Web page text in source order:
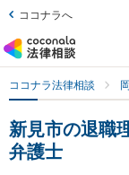
ココナラへ
ココナラ法律相談
新見市の退職
弁護士